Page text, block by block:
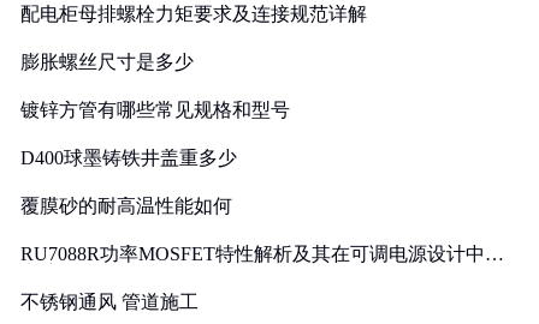
配电柜母排螺栓力矩要求及连接规范详解
膨胀螺丝尺寸是多少
镀锌方管有哪些常见规格和型号
D400球墨铸铁井盖重多少
覆膜砂的耐高温性能如何
RU7088R功率MOSFET特性解析及其在可调电源设计中的
不锈钢通风 管道施工